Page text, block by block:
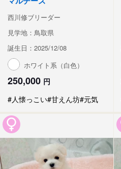
西川修ブリーダー
見学地：鳥取県
誕生日：2025/12/08
ホワイト系（白色）
250,000 円
#人懐っこい#甘えん坊#元気